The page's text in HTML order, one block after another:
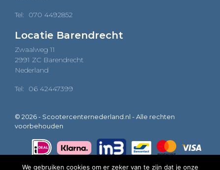
Tel: 070 4492852
Locatie Barendrecht
Zwaalweg 11
2991 ZC Barendrecht
Nederland
Tel: 06 42447399
© 2026 - Scootercenternederland.nl - Alle rechten
voorbehouden
We gebruiken cookies om er zeker van te zijn dat je onze